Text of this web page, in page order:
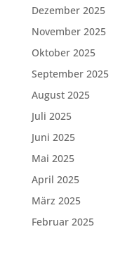
Dezember 2025
November 2025
Oktober 2025
September 2025
August 2025
Juli 2025
Juni 2025
Mai 2025
April 2025
März 2025
Februar 2025